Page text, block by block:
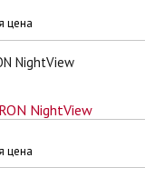
цена
NightView
цена